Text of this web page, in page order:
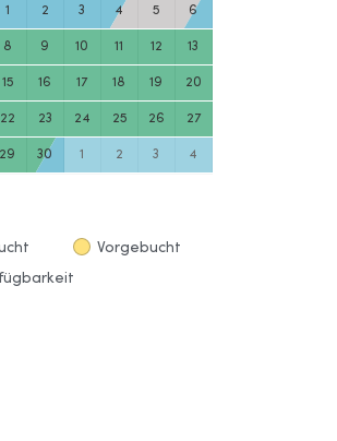
1 2 3 4 5 6
8 9 10 11 12 13
15 16 17 18 19 20
22 23 24 25 26 27
29 30 1 2 3 4
Vorgebucht